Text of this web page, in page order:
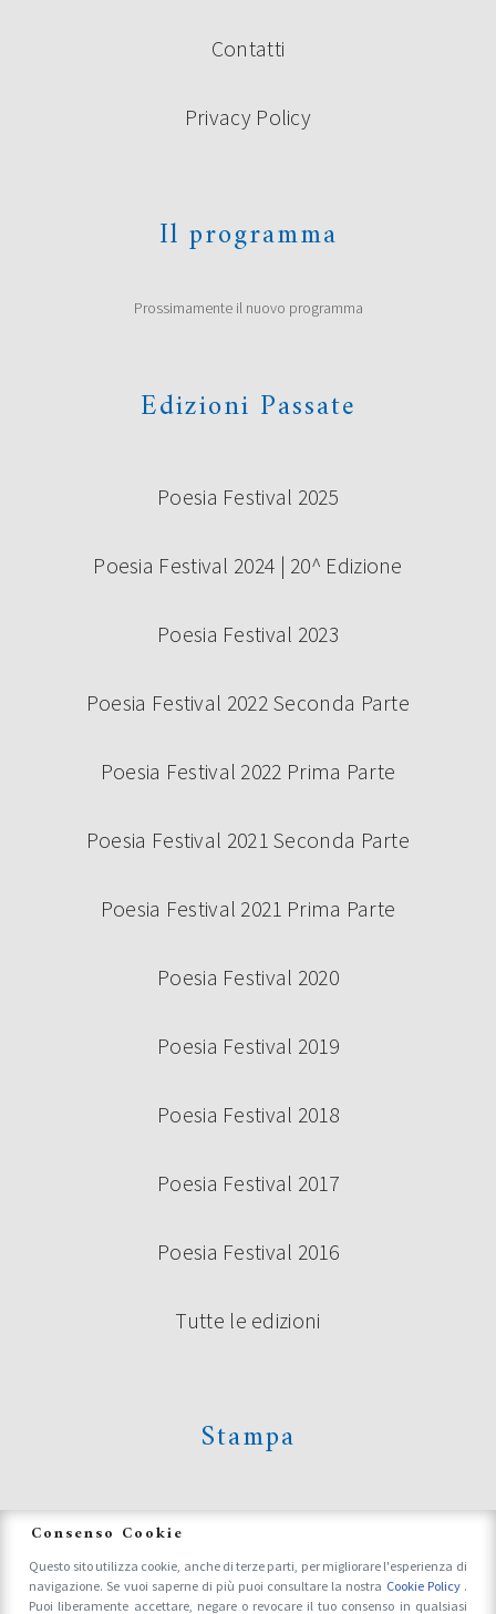
Contatti
Privacy Policy
Il programma
Prossimamente il nuovo programma
Edizioni Passate
Poesia Festival 2025
Poesia Festival 2024 | 20^ Edizione
Poesia Festival 2023
Poesia Festival 2022 Seconda Parte
Poesia Festival 2022 Prima Parte
Poesia Festival 2021 Seconda Parte
Poesia Festival 2021 Prima Parte
Poesia Festival 2020
Poesia Festival 2019
Poesia Festival 2018
Poesia Festival 2017
Poesia Festival 2016
Tutte le edizioni
Stampa
Accrediti Stampa e Fotografi
Consenso Cookie
Questo sito utilizza cookie, anche di terze parti, per migliorare l'esperienza di
navigazione. Se vuoi saperne di più puoi consultare la nostra Cookie Policy .
Puoi liberamente accettare, negare o revocare il tuo consenso in qualsiasi